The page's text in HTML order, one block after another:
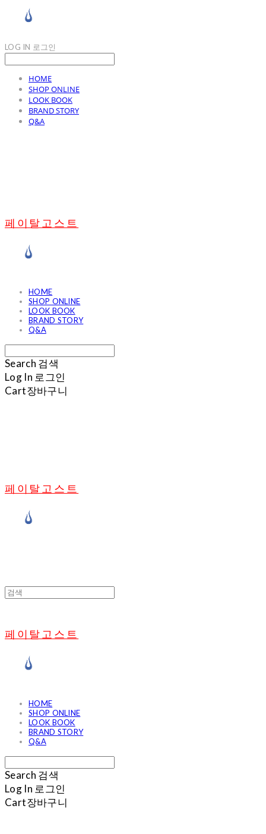
LOG IN 로그인
HOME
SHOP ONLINE
LOOK BOOK
BRAND STORY
Q&A
페이탈고스트
HOME
SHOP ONLINE
LOOK BOOK
BRAND STORY
Q&A
Search 검색
Log In 로그인
Cart장바구니
페이탈고스트
페이탈고스트
HOME
SHOP ONLINE
LOOK BOOK
BRAND STORY
Q&A
Search 검색
Log In 로그인
Cart장바구니